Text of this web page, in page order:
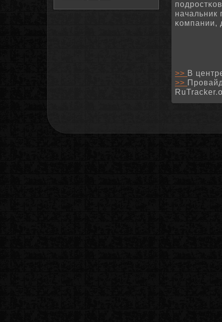
начальник
κомпании,
>> В
>>